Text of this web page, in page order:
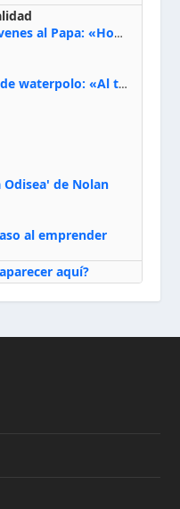
El agradecimiento de los jóvenes al Papa: «Hoy nos sentimos Iglesia»
Goran Tomašević, olímpico de waterpolo: «Al terminar el Camino de Santiago entregué mi vida a Cristo; hablé con Dios y le dije: ‘Estoy listo; estoy a tu servicio. Puedo llevar lo que sea necesario para ti’»
de Nolan
al emprender
aquí?